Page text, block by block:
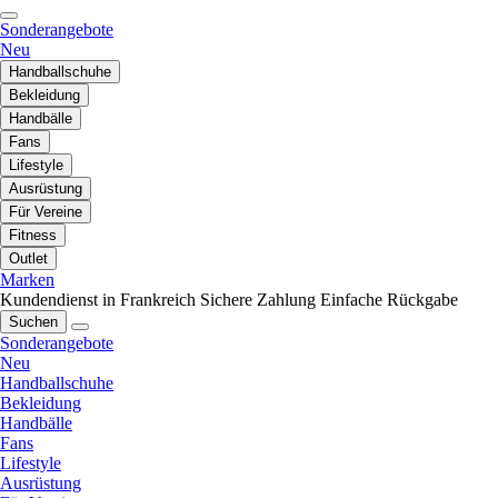
Sonderangebote
Neu
Handballschuhe
Bekleidung
Handbälle
Fans
Lifestyle
Ausrüstung
Für Vereine
Fitness
Outlet
Marken
Kundendienst in Frankreich Sichere Zahlung Einfache Rückgabe
Suchen
Sonderangebote
Neu
Handballschuhe
Bekleidung
Handbälle
Fans
Lifestyle
Ausrüstung